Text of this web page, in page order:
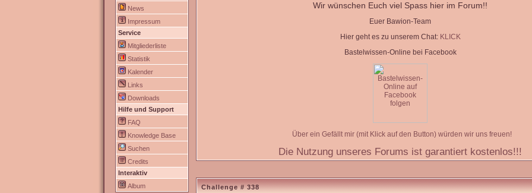
News
Impressum
Service
Mitgliederliste
Statistik
Kalender
Links
Downloads
Hilfe und Support
FAQ
Knowledge Base
Suchen
Credits
Interaktiv
Album
Wir wünschen Euch viel Spass hier im Forum!!
Euer Bawion-Team
Hier geht es zu unserem Chat: KLICK
Bastelwissen-Online bei Facebook
Über ein Gefällt mir (mit Klick auf den Button) würden wir uns freuen!
Die Nutzung unseres Forums ist garantiert kostenlos!!!
Challenge # 338